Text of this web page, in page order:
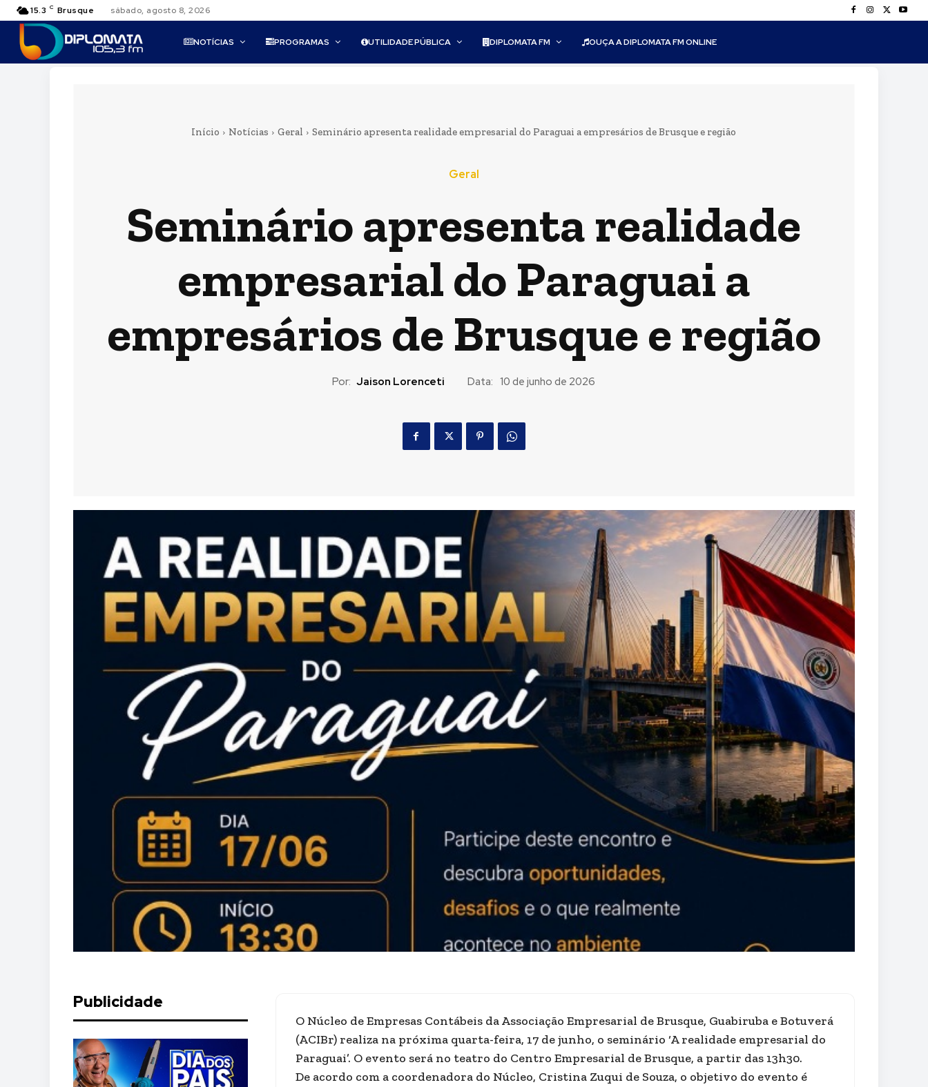
15.3 C Brusque sábado, agosto 8, 2026
NOTÍCIAS PROGRAMAS UTILIDADE PÚBLICA DIPLOMATA FM OUÇA A DIPLOMATA FM ONLINE
Início Notícias Geral Seminário apresenta realidade empresarial do Paraguai a empresários de Brusque e região
Geral
Seminário apresenta realidade
empresarial do Paraguai a
empresários de Brusque e região
Por: Jaison Lorenceti Data: 10 de junho de 2026
Publicidade
O Núcleo de Empresas Contábeis da Associação Empresarial de Brusque, Guabiruba e Botuverá
(ACIBr) realiza na próxima quarta-feira, 17 de junho, o seminário ‘A realidade empresarial do
Paraguai’. O evento será no teatro do Centro Empresarial de Brusque, a partir das 13h30.
De acordo com a coordenadora do Núcleo, Cristina Zuqui de Souza, o objetivo do evento é